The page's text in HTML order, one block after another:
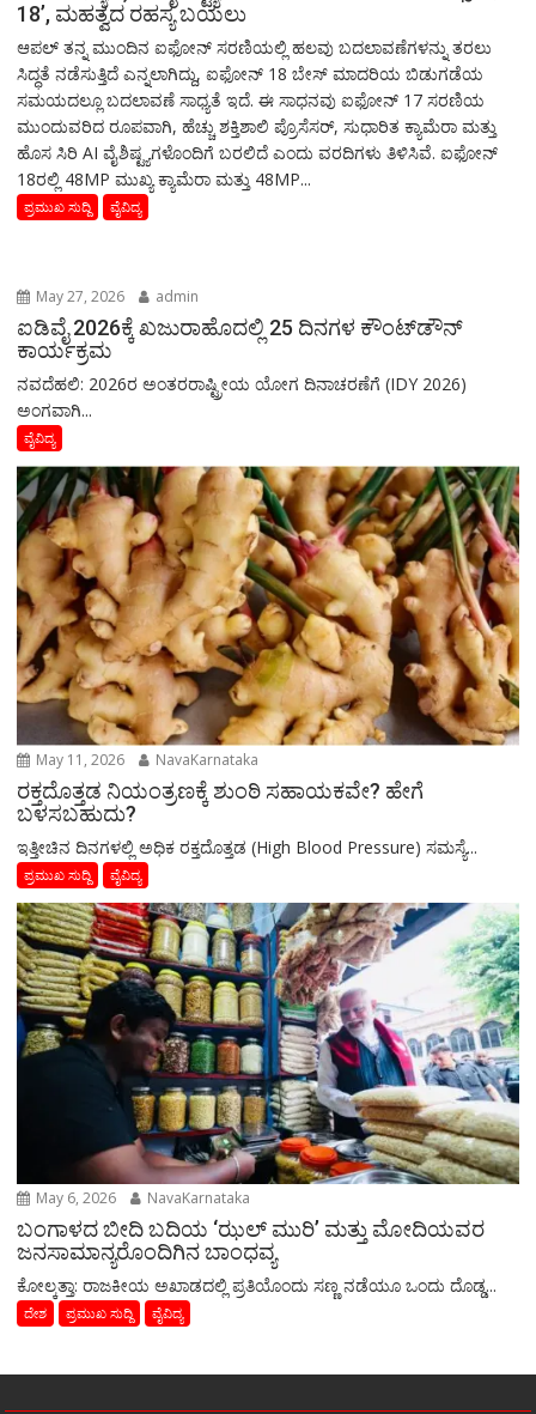
18’, ಮಹತ್ವದ ರಹಸ್ಯ ಬಯಲು
ಆಪಲ್ ತನ್ನ ಮುಂದಿನ ಐಫೋನ್ ಸರಣಿಯಲ್ಲಿ ಹಲವು ಬದಲಾವಣೆಗಳನ್ನು ತರಲು
ಸಿದ್ಧತೆ ನಡೆಸುತ್ತಿದೆ ಎನ್ನಲಾಗಿದ್ದು, ಐಫೋನ್ 18 ಬೇಸ್ ಮಾದರಿಯ ಬಿಡುಗಡೆಯ
ಸಮಯದಲ್ಲೂ ಬದಲಾವಣೆ ಸಾಧ್ಯತೆ ಇದೆ. ಈ ಸಾಧನವು ಐಫೋನ್ 17 ಸರಣಿಯ
ಮುಂದುವರಿದ ರೂಪವಾಗಿ, ಹೆಚ್ಚು ಶಕ್ತಿಶಾಲಿ ಪ್ರೊಸೆಸರ್, ಸುಧಾರಿತ ಕ್ಯಾಮೆರಾ ಮತ್ತು
ಹೊಸ ಸಿರಿ AI ವೈಶಿಷ್ಟ್ಯಗಳೊಂದಿಗೆ ಬರಲಿದೆ ಎಂದು ವರದಿಗಳು ತಿಳಿಸಿವೆ. ಐಫೋನ್
18ರಲ್ಲಿ 48MP ಮುಖ್ಯ ಕ್ಯಾಮೆರಾ ಮತ್ತು 48MP...
ಪ್ರಮುಖ ಸುದ್ದಿ ವೈವಿದ್ಯ
May 27, 2026 admin
ಐಡಿವೈ 2026ಕ್ಕೆ ಖಜುರಾಹೊದಲ್ಲಿ 25 ದಿನಗಳ ಕೌಂಟ್‌ಡೌನ್
ಕಾರ್ಯಕ್ರಮ
ನವದೆಹಲಿ: 2026ರ ಅಂತರರಾಷ್ಟ್ರೀಯ ಯೋಗ ದಿನಾಚರಣೆಗೆ (IDY 2026)
ಅಂಗವಾಗಿ...
ವೈವಿದ್ಯ
May 11, 2026 NavaKarnataka
ರಕ್ತದೊತ್ತಡ ನಿಯಂತ್ರಣಕ್ಕೆ ಶುಂಠಿ ಸಹಾಯಕವೇ? ಹೇಗೆ
ಬಳಸಬಹುದು?
ಇತ್ತೀಚಿನ ದಿನಗಳಲ್ಲಿ ಅಧಿಕ ರಕ್ತದೊತ್ತಡ (High Blood Pressure) ಸಮಸ್ಯೆ...
ಪ್ರಮುಖ ಸುದ್ದಿ ವೈವಿದ್ಯ
May 6, 2026 NavaKarnataka
ಬಂಗಾಳದ ಬೀದಿ ಬದಿಯ ‘ಝಲ್ ಮುರಿ’ ಮತ್ತು ಮೋದಿಯವರ
ಜನಸಾಮಾನ್ಯರೊಂದಿಗಿನ ಬಾಂಧವ್ಯ
​ಕೋಲ್ಕತ್ತಾ: ರಾಜಕೀಯ ಅಖಾಡದಲ್ಲಿ ಪ್ರತಿಯೊಂದು ಸಣ್ಣ ನಡೆಯೂ ಒಂದು ದೊಡ್ಡ...
ದೇಶ ಪ್ರಮುಖ ಸುದ್ದಿ ವೈವಿದ್ಯ